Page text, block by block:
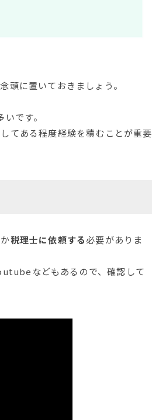
頭に置いておきましょう。
です。
てある程度経験を積むことが重要
か税理士に依頼する必要がありま
などもあるので、確認して